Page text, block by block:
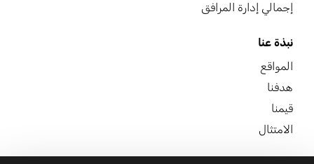
إجمالي إدارة المرافق
نبذة عنا
المواقع
هدفنا
قيمنا
الامتثال